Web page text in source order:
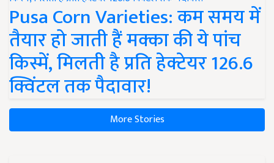
Pusa Corn Varieties: कम समय में
तैयार हो जाती हैं मक्का की ये पांच
किस्में, मिलती है प्रति हेक्टेयर 126.6
क्विंटल तक पैदावार!
More Stories